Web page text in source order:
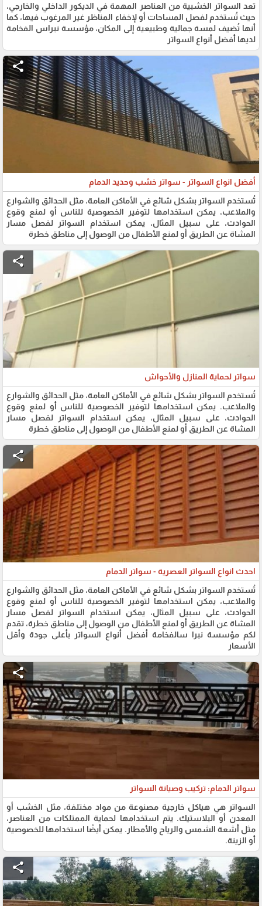
تعد السواتر الخشبية من العناصر المهمة في الديكور الداخلي والخارجي،
حيث تُستخدم لفصل المساحات أو لإخفاء المناظر غير المرغوب فيها، كما
أنها تُضيف لمسة جمالية وطبيعية إلى المكان، مؤسسة نبراس الفخامة
لديها أفضل أنواع السواتر
share
أفضل انواع السواتر - سواتر خشب وحديد الدمام
تُستخدم السواتر بشكل شائع في الأماكن العامة، مثل الحدائق والشوارع
والملاعب، يمكن استخدامها لتوفير الخصوصية للناس أو لمنع وقوع
الحوادث، على سبيل المثال، يمكن استخدام السواتر لفصل مسار
المشاة عن الطريق أو لمنع الأطفال من الوصول إلى مناطق خطرة
share
سواتر لحماية المنازل والأحواش
تُستخدم السواتر بشكل شائع في الأماكن العامة، مثل الحدائق والشوارع
والملاعب. يمكن استخدامها لتوفير الخصوصية للناس أو لمنع وقوع
الحوادث، على سبيل المثال، يمكن استخدام السواتر لفصل مسار
المشاة عن الطريق أو لمنع الأطفال من الوصول إلى مناطق خطرة
share
احدث انواع السواتر العصرية - سواتر الدمام
تُستخدم السواتر بشكل شائع في الأماكن العامة، مثل الحدائق والشوارع
والملاعب، يمكن استخدامها لتوفير الخصوصية للناس أو لمنع وقوع
الحوادث، على سبيل المثال، يمكن استخدام السواتر لفصل مسار
المشاة عن الطريق أو لمنع الأطفال من الوصول إلى مناطق خطرة، تقدم
لكم مؤسسة نبرا سالفخامة أفضل أنواع السواتر بأعلى جودة وأقل
الأسعار
share
سواتر الدمام: تركيب وصيانة السواتر
السواتر هي هياكل خارجية مصنوعة من مواد مختلفة، مثل الخشب أو
المعدن أو البلاستيك. يتم استخدامها لحماية الممتلكات من العناصر،
مثل أشعة الشمس والرياح والأمطار. يمكن أيضًا استخدامها للخصوصية
أو الزينة.
share